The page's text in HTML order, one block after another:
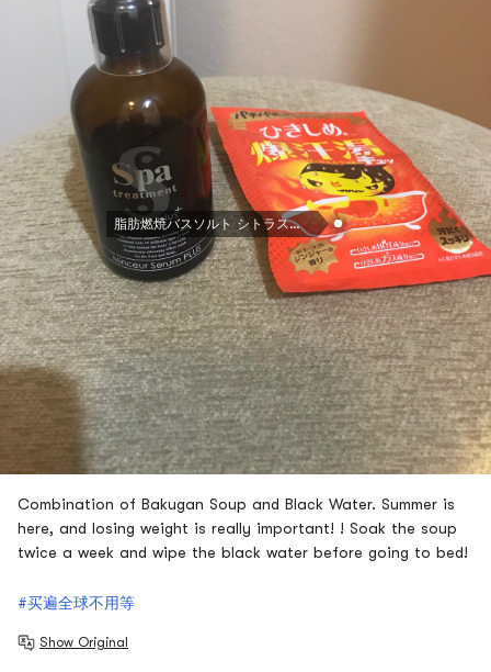
脂肪燃焼バスソルト シトラスジンジャー 60g
Combination of Bakugan Soup and Black Water. Summer is
here, and losing weight is really important! ! Soak the soup
twice a week and wipe the black water before going to bed!
#买遍全球不用等
Show Original